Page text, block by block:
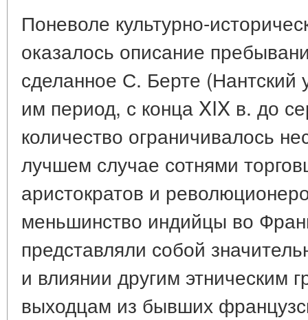
Поневоле культурно-
оказалось описание
сделанное С. Берте
им период, с конца XIX в. до
количество ограничивалось
лучшем случае сотнями
аристократов и
меньшинство индийцы во
представляли собой
и влиянии другим этническим
выходцам из бывших